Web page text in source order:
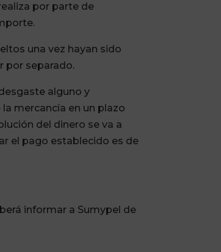
por parte de
una vez hayan sido
por separado.
alguno y
mercancía en un plazo
del dinero se va a
el pago establecido es de
informar a Sumypel de